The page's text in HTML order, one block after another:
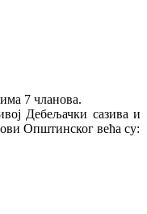
7 чланова.
Дебељачки сазива и
Општинског већа су: